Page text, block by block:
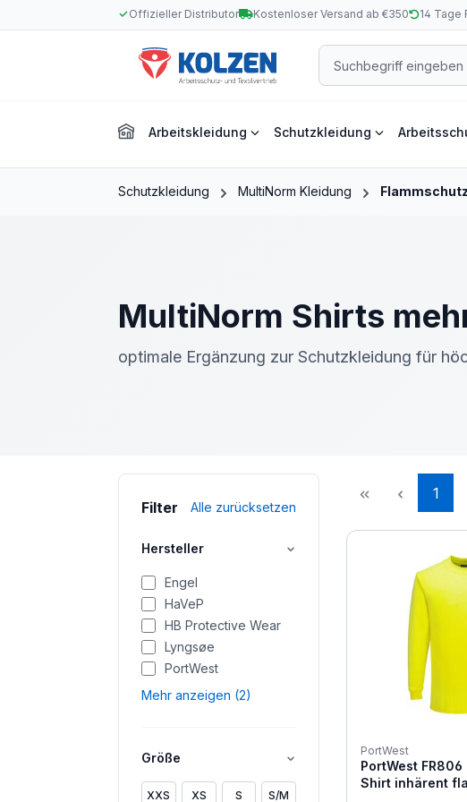
Hauptinhalt springen
Zur Suche springen
Zur Hauptnavigation springen
Offizieller Distributor Kostenloser Versand ab €350 14 Tage
Arbeitskleidung Schutzkleidung
Schutzkleidung MultiNorm Kleidung
MultiNorm Shirts
optimale Ergänzung zur Schutzkleidung für
Filter Alle zurücksetzen
Hersteller
Engel
HaVeP
HB Protective Wear
Lyngsøe
PortWest
Mehr anzeigen (2)
Größe
XXS XS S S/M
Seite
1
PortWest
PortWest
Shirt inhärent